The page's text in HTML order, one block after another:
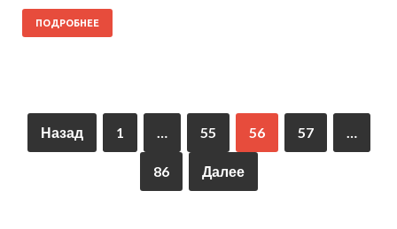
ПОДРОБНЕЕ
Назад 1 … 55 56 57 …
86 Далее